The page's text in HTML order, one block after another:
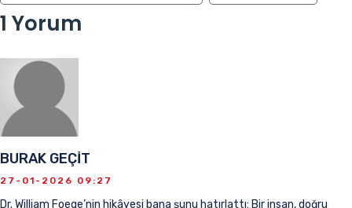
1 Yorum
BURAK GEÇİT
27-01-2026 09:27
Dr. William Foege’nin hikâyesi bana şunu hatırlattı: Bir insan, doğru